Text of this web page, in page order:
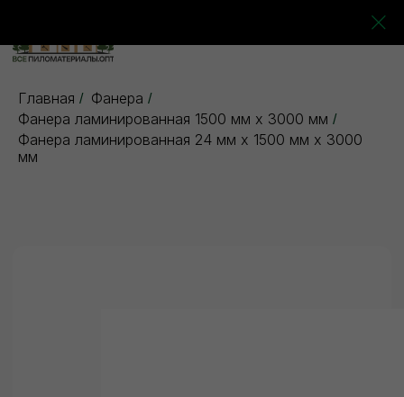
Главная / Фанера /
Фанера ламинированная 1500 мм х 3000 мм /
Фанера ламинированная 24 мм х 1500 мм х 3000
мм